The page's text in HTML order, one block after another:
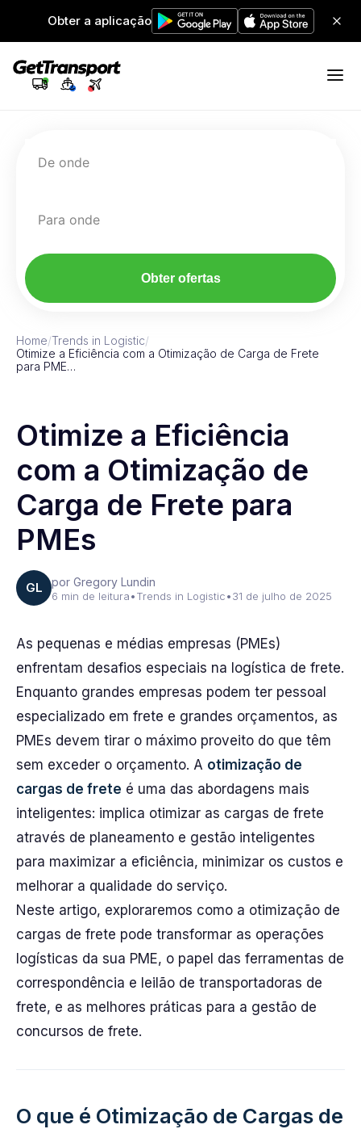
Obter a aplicação
De onde
Para onde
Obter ofertas
Home/Trends in Logistic/
Otimize a Eficiência com a Otimização de Carga de Frete
para PME…
Otimize a Eficiência
com a Otimização de
Carga de Frete para
PMEs
GL por Gregory Lundin
6 min de leitura•Trends in Logistic•31 de julho de 2025
As pequenas e médias empresas (PMEs)
enfrentam desafios especiais na logística de frete.
Enquanto grandes empresas podem ter pessoal
especializado em frete e grandes orçamentos, as
PMEs devem tirar o máximo proveito do que têm
sem exceder o orçamento. A otimização de
cargas de frete é uma das abordagens mais
inteligentes: implica otimizar as cargas de frete
através de planeamento e gestão inteligentes
para maximizar a eficiência, minimizar os custos e
melhorar a qualidade do serviço.
Neste artigo, exploraremos como a otimização de
cargas de frete pode transformar as operações
logísticas da sua PME, o papel das ferramentas de
correspondência e leilão de transportadoras de
frete, e as melhores práticas para a gestão de
concursos de frete.
O que é Otimização de Cargas de